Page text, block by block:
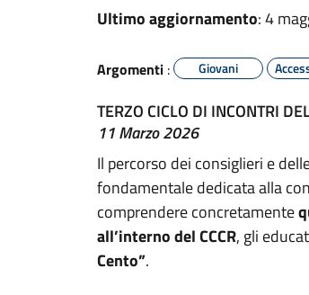
Ultimo aggiornamento: 4
Argomenti : Giovani
TERZO CICLO DI INCONTRI
11 Marzo 2026
Il percorso dei consiglieri e
fondamentale dedicata alla
comprendere concretamente
all’interno del CCCR, gli
Cento”.